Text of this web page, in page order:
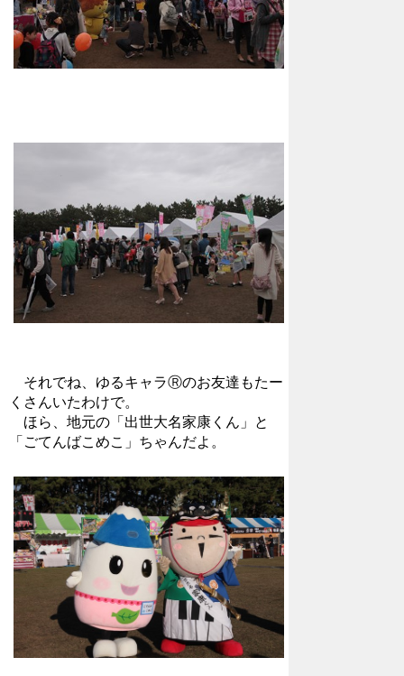
それでね、ゆるキャラⓇのお友達もたー
くさんいたわけで。
ほら、地元の「出世大名家康くん」と
「ごてんばこめこ」ちゃんだよ。